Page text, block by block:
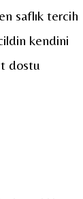
saflık tercih
kendini
dostu